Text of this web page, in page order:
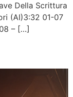
Della Scrittura
(AI)3:32 01-07
– […]